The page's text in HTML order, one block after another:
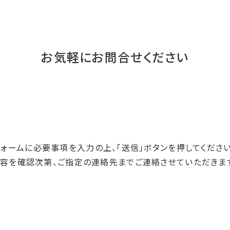
お気軽にお問合せください
ームに必要事項を入力の上、「送信」ボタンを押してくださ
を確認次第、ご指定の連絡先までご連絡させていただきま